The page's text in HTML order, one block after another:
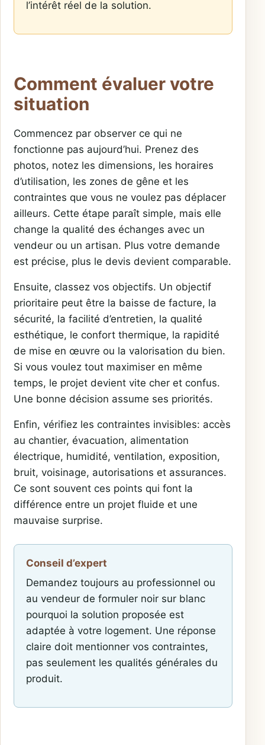
l’intérêt réel de la solution.
Comment évaluer votre
situation
Commencez par observer ce qui ne
fonctionne pas aujourd’hui. Prenez des
photos, notez les dimensions, les horaires
d’utilisation, les zones de gêne et les
contraintes que vous ne voulez pas déplacer
ailleurs. Cette étape paraît simple, mais elle
change la qualité des échanges avec un
vendeur ou un artisan. Plus votre demande
est précise, plus le devis devient comparable.
Ensuite, classez vos objectifs. Un objectif
prioritaire peut être la baisse de facture, la
sécurité, la facilité d’entretien, la qualité
esthétique, le confort thermique, la rapidité
de mise en œuvre ou la valorisation du bien.
Si vous voulez tout maximiser en même
temps, le projet devient vite cher et confus.
Une bonne décision assume ses priorités.
Enfin, vérifiez les contraintes invisibles: accès
au chantier, évacuation, alimentation
électrique, humidité, ventilation, exposition,
bruit, voisinage, autorisations et assurances.
Ce sont souvent ces points qui font la
différence entre un projet fluide et une
mauvaise surprise.
Conseil d’expert
Demandez toujours au professionnel ou
au vendeur de formuler noir sur blanc
pourquoi la solution proposée est
adaptée à votre logement. Une réponse
claire doit mentionner vos contraintes,
pas seulement les qualités générales du
produit.